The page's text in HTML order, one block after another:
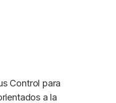
Control para
a la